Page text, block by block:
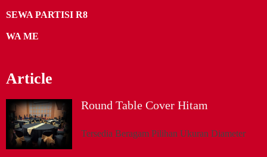
SEWA PARTISI R8
WA ME
Article
Round Table Cover Hitam
Tersedia Beragam Pilihan Ukuran Diameter